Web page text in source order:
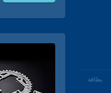
بطاقة